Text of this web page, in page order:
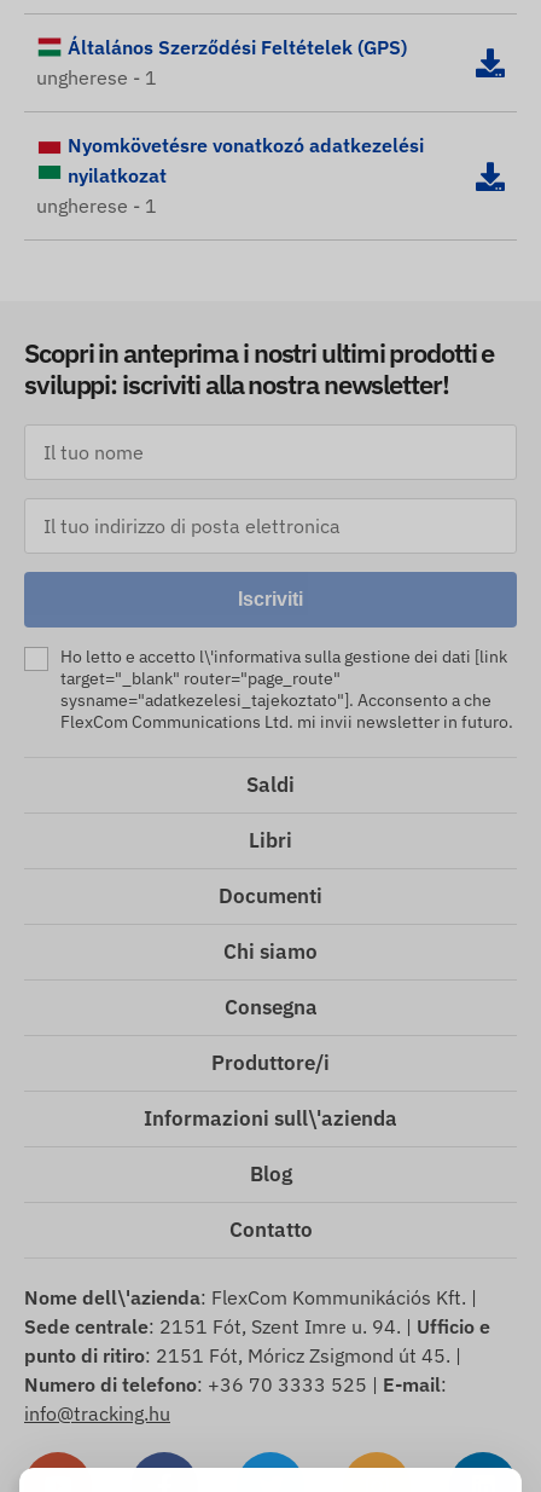
Általános Szerződési Feltételek (GPS)
ungherese - 1
Nyomkövetésre vonatkozó adatkezelési
nyilatkozat
ungherese - 1
Scopri in anteprima i nostri ultimi prodotti e
sviluppi: iscriviti alla nostra newsletter!
Iscriviti
Ho letto e accetto l\'informativa sulla gestione dei dati [link
target="_blank" router="page_route"
sysname="adatkezelesi_tajekoztato"]. Acconsento a che
FlexCom Communications Ltd. mi invii newsletter in futuro.
Saldi
Libri
Documenti
Chi siamo
Consegna
Produttore/i
Informazioni sull\'azienda
Blog
Contatto
Nome dell\'azienda: FlexCom Kommunikációs Kft. |
Sede centrale: 2151 Fót, Szent Imre u. 94. | Ufficio e
punto di ritiro: 2151 Fót, Móricz Zsigmond út 45. |
Numero di telefono: +36 70 3333 525 | E-mail:
info@tracking.hu